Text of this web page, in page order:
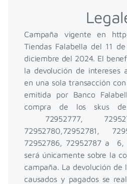
Campaña vigente en
Tiendas Falabella del 11
diciembre del 2024. El
la devolución de intereses
en una sola transacción
emitida por Banco
compra de los skus
72952777,
72952780,72952781,
72952786, 72952787 a 6,
será únicamente sobre la
campaña. La devolución de
causados y pagados se